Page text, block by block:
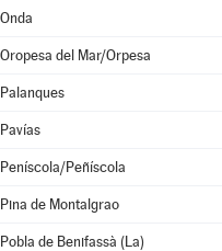
Onda
Oropesa del Mar/Orpesa
Palanques
Pavías
Peníscola/Peñíscola
Pina de Montalgrao
Pobla de Benifassà (La)